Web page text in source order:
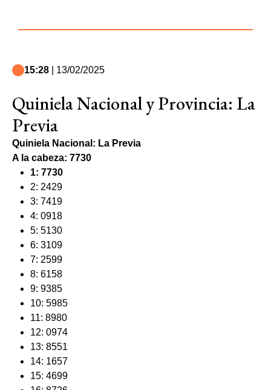
15:28 | 13/02/2025
Quiniela Nacional y Provincia: La
Previa
Quiniela Nacional: La Previa
A la cabeza: 7730
1: 7730
2: 2429
3: 7419
4: 0918
5: 5130
6: 3109
7: 2599
8: 6158
9: 9385
10: 5985
11: 8980
12: 0974
13: 8551
14: 1657
15: 4699